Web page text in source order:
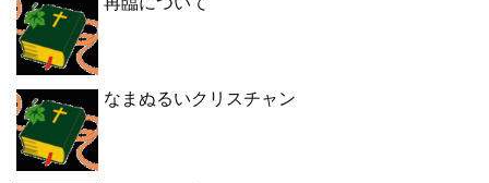
なまぬるいクリスチャン